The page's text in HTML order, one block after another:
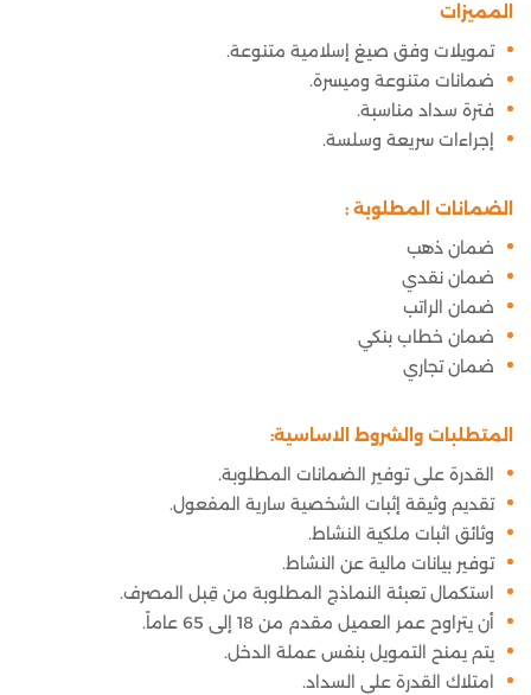
المميزات
تمويلات وفق صيغ إسلامية متنوعة.
ضمانات متنوعة وميسرة.
فترة سداد مناسبة.
إجراءات سريعة وسلسة.
الضمانات المطلوبة :
ضمان ذهب
ضمان نقدي
ضمان الراتب
ضمان خطاب بنكي
ضمان تجاري
المتطلبات والشروط الاساسية:
القدرة على توفير الضمانات المطلوبة.
تقديم وثيقة إثبات الشخصية سارية المفعول.
وثائق اثبات ملكية النشاط.
توفير بيانات مالية عن النشاط.
استكمال تعبئة النماذج المطلوبة من قِبل المصرف.
أن يتراوح عمر العميل مقدم من 18 إلى 65 عاماً.
يتم يمنح التمويل بنفس عملة الدخل.
امتلاك القدرة على السداد.